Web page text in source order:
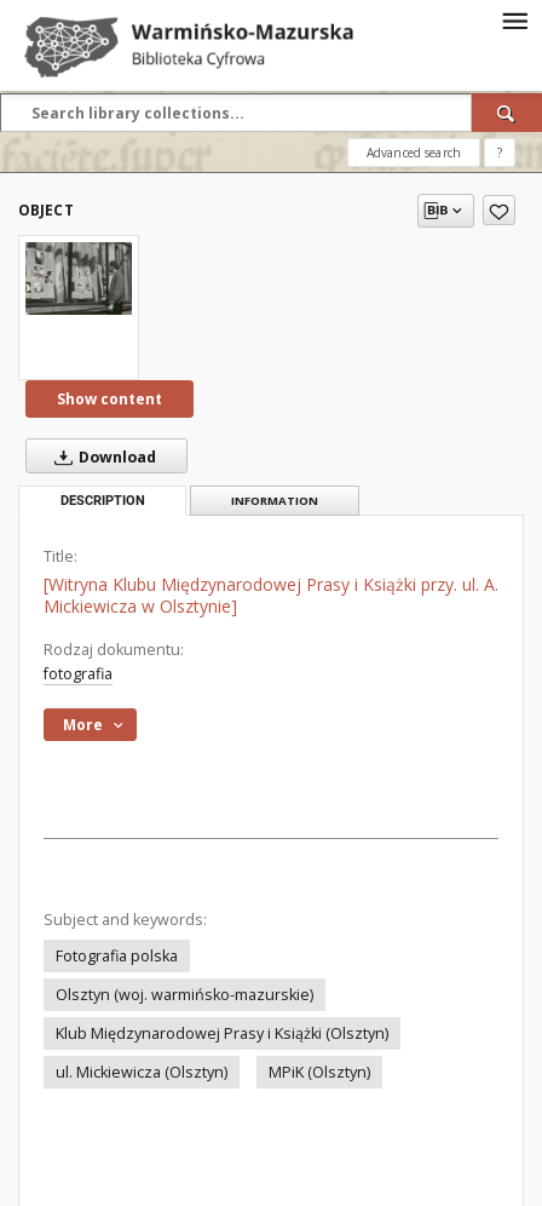
Advanced search ?
OBJECT
Show content
Download
DESCRIPTION INFORMATION
Title:
[Witryna Klubu Międzynarodowej Prasy i Książki przy. ul. A.
Mickiewicza w Olsztynie]
Rodzaj dokumentu:
fotografia
More
Subject and keywords:
Fotografia polska
Olsztyn (woj. warmińsko-mazurskie)
Klub Międzynarodowej Prasy i Książki (Olsztyn)
ul. Mickiewicza (Olsztyn)
MPiK (Olsztyn)